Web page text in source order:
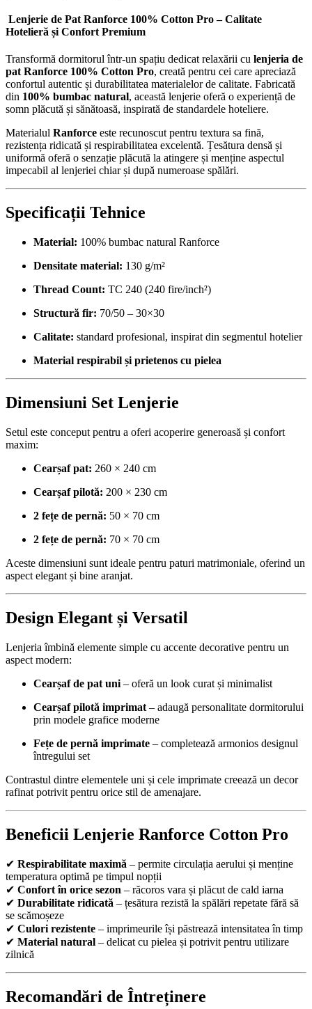
Lenjerie de Pat Ranforce 100% Cotton Pro – Calitate
Hotelieră și Confort Premium
Transformă dormitorul într-un spațiu dedicat relaxării cu lenjeria de
pat Ranforce 100% Cotton Pro, creată pentru cei care apreciază
confortul autentic și durabilitatea materialelor de calitate. Fabricată
din 100% bumbac natural, această lenjerie oferă o experiență de
somn plăcută și sănătoasă, inspirată de standardele hoteliere.
Materialul Ranforce este recunoscut pentru textura sa fină,
rezistența ridicată și respirabilitatea excelentă. Țesătura densă și
uniformă oferă o senzație plăcută la atingere și menține aspectul
impecabil al lenjeriei chiar și după numeroase spălări.
Specificații Tehnice
Material: 100% bumbac natural Ranforce
Densitate material: 130 g/m²
Thread Count: TC 240 (240 fire/inch²)
Structură fir: 70/50 – 30×30
Calitate: standard profesional, inspirat din segmentul hotelier
Material respirabil și prietenos cu pielea
Dimensiuni Set Lenjerie
Setul este conceput pentru a oferi acoperire generoasă și confort
maxim:
Cearșaf pat: 260 × 240 cm
Cearșaf pilotă: 200 × 230 cm
2 fețe de pernă: 50 × 70 cm
2 fețe de pernă: 70 × 70 cm
Aceste dimensiuni sunt ideale pentru paturi matrimoniale, oferind un
aspect elegant și bine aranjat.
Design Elegant și Versatil
Lenjeria îmbină elemente simple cu accente decorative pentru un
aspect modern:
Cearșaf de pat uni – oferă un look curat și minimalist
Cearșaf pilotă imprimat – adaugă personalitate dormitorului
prin modele grafice moderne
Fețe de pernă imprimate – completează armonios designul
întregului set
Contrastul dintre elementele uni și cele imprimate creează un decor
rafinat potrivit pentru orice stil de amenajare.
Beneficii Lenjerie Ranforce Cotton Pro
✔ Respirabilitate maximă – permite circulația aerului și menține
temperatura optimă pe timpul nopții
✔ Confort în orice sezon – răcoros vara și plăcut de cald iarna
✔ Durabilitate ridicată – țesătura rezistă la spălări repetate fără să
se scămoșeze
✔ Culori rezistente – imprimeurile își păstrează intensitatea în timp
✔ Material natural – delicat cu pielea și potrivit pentru utilizare
zilnică
Recomandări de Întreținere